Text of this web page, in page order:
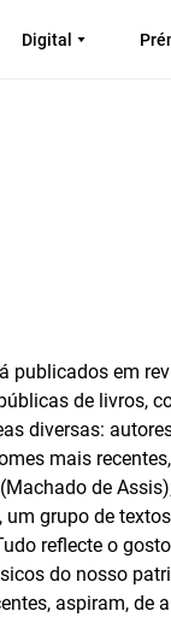
Digital
publicados em
de livros,
diversas:
mais
de
grupo de
reflecte o
do nosso
aspiram, de